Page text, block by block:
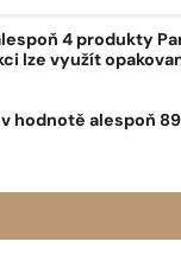
4 produkty
využít
hodnotě alespoň